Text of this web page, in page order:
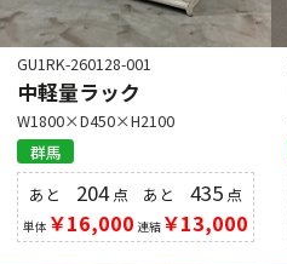
GU1RK-260128-001
中軽量ラック
W1800×D450×H2100
群馬
あと 204点
単体 ￥16,000
あと 435点
連結￥13,000